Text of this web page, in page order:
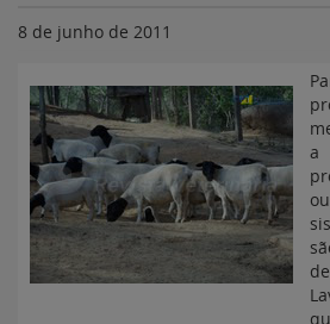
8 de junho de 2011
a